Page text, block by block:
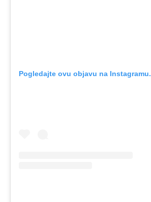
Pogledajte ovu objavu na Instagramu.